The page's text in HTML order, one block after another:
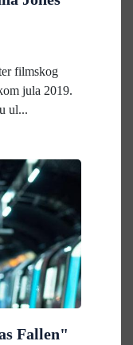
filmskog
jula 2019.
ul...
Fallen"